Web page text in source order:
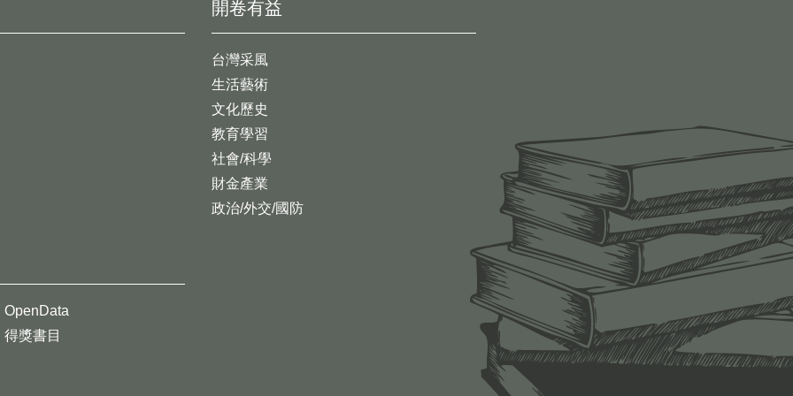
開卷有益
台灣采風
生活藝術
文化歷史
教育學習
社會/科學
財金產業
政治/外交/國防
OpenData
得獎書目